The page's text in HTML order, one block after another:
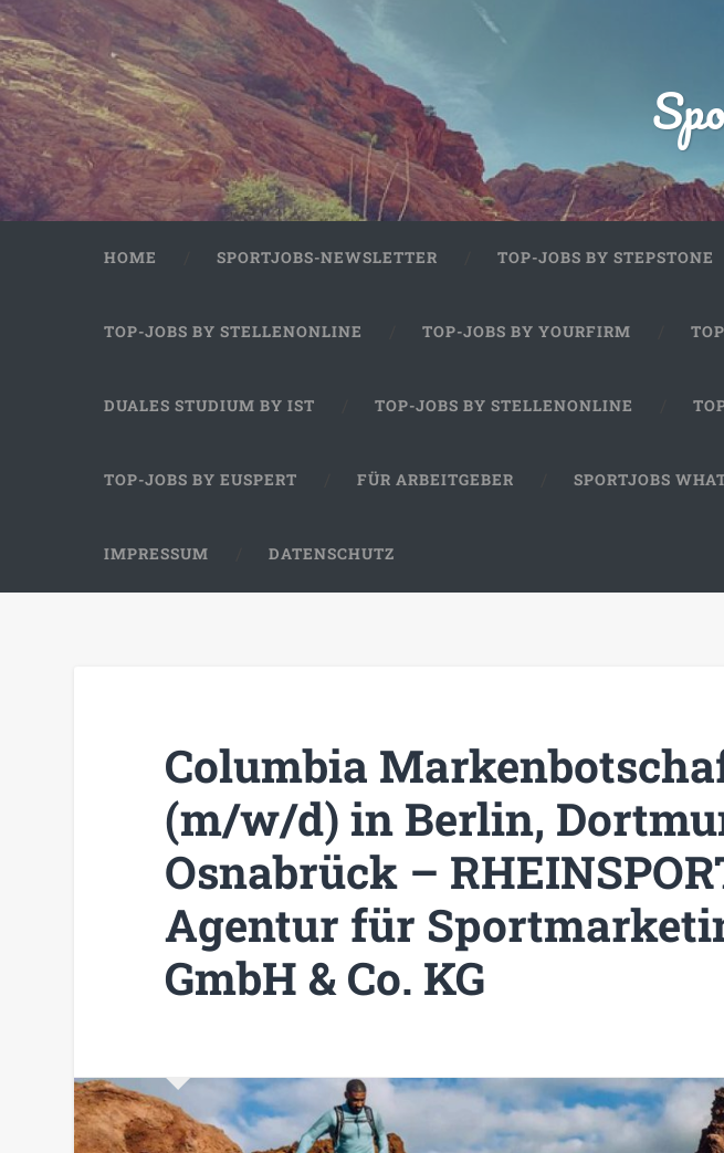
HOME SPORTJOBS-NEWSLETTER TOP-JOBS BY STEPSTONE
TOP-JOBS BY STELLENONLINE TOP-JOBS BY YOURFIRM
DUALES STUDIUM BY IST TOP-JOBS BY STELLENONLINE
TOP-JOBS BY EUSPERT FÜR ARBEITGEBER SPORTJOBS
IMPRESSUM DATENSCHUTZ
Columbia
(m/w/d) in Berlin,
Osnabrück –
Agentur für
GmbH & Co. KG